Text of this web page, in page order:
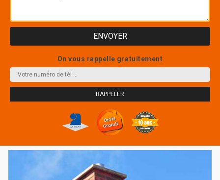
On vous rappelle gratuitement